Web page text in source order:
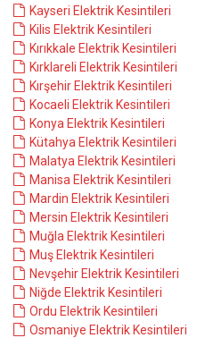
Kayseri Elektrik Kesintileri
Kilis Elektrik Kesintileri
Kırıkkale Elektrik Kesintileri
Kırklareli Elektrik Kesintileri
Kırşehir Elektrik Kesintileri
Kocaeli Elektrik Kesintileri
Konya Elektrik Kesintileri
Kütahya Elektrik Kesintileri
Malatya Elektrik Kesintileri
Manisa Elektrik Kesintileri
Mardin Elektrik Kesintileri
Mersin Elektrik Kesintileri
Muğla Elektrik Kesintileri
Muş Elektrik Kesintileri
Nevşehir Elektrik Kesintileri
Niğde Elektrik Kesintileri
Ordu Elektrik Kesintileri
Osmaniye Elektrik Kesintileri